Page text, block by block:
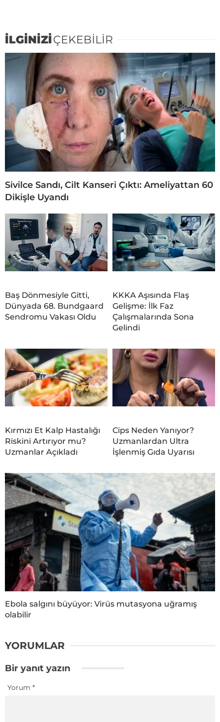
İLGİNİZİÇEKEBİLİR
Sivilce Sandı, Cilt Kanseri Çıktı: Ameliyattan 60
Dikişle Uyandı
Baş Dönmesiyle Gitti,
Dünyada 68. Bundgaard
Sendromu Vakası Oldu
KKKA Aşısında Flaş
Gelişme: İlk Faz
Çalışmalarında Sona
Gelindi
Kırmızı Et Kalp Hastalığı
Riskini Artırıyor mu?
Uzmanlar Açıkladı
Cips Neden Yanıyor?
Uzmanlardan Ultra
İşlenmiş Gıda Uyarısı
Ebola salgını büyüyor: Virüs mutasyona uğramış
olabilir
YORUMLAR
Bir yanıt yazın
Yorum *